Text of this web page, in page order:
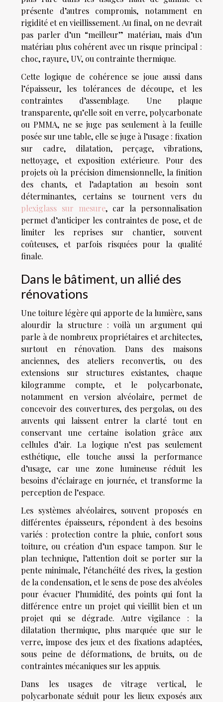
présente d’autres compromis, notamment en
rigidité et en vieillissement. Au final, on ne devrait
pas parler d’un “meilleur” matériau, mais d’un
matériau plus cohérent avec un risque principal :
choc, rayure, UV, ou contrainte thermique.
Cette logique de cohérence se joue aussi dans
l’épaisseur, les tolérances de découpe, et les
contraintes d’assemblage. Une plaque
transparente, qu’elle soit en verre, polycarbonate
ou PMMA, ne se juge pas seulement à la feuille
posée sur une table, elle se juge à l’usage : fixation
sur cadre, dilatation, perçage, vibrations,
nettoyage, et exposition extérieure. Pour des
projets où la précision dimensionnelle, la finition
des chants, et l’adaptation au besoin sont
déterminantes, certains se tournent vers du
plexiglass sur mesure, car la personnalisation
permet d’anticiper les contraintes de pose, et de
limiter les reprises sur chantier, souvent
coûteuses, et parfois risquées pour la qualité
finale.
Dans le bâtiment, un allié des
rénovations
Une toiture légère qui apporte de la lumière, sans
alourdir la structure : voilà un argument qui
parle à de nombreux propriétaires et architectes,
surtout en rénovation. Dans des maisons
anciennes, des ateliers reconvertis, ou des
extensions sur structures existantes, chaque
kilogramme compte, et le polycarbonate,
notamment en version alvéolaire, permet de
concevoir des couvertures, des pergolas, ou des
auvents qui laissent entrer la clarté tout en
conservant une certaine isolation grâce aux
cellules d’air. La logique n’est pas seulement
esthétique, elle touche aussi la performance
d’usage, car une zone lumineuse réduit les
besoins d’éclairage en journée, et transforme la
perception de l’espace.
Les systèmes alvéolaires, souvent proposés en
différentes épaisseurs, répondent à des besoins
variés : protection contre la pluie, confort sous
toiture, ou création d’un espace tampon. Sur le
plan technique, l’attention doit se porter sur la
pente minimale, l’étanchéité des rives, la gestion
de la condensation, et le sens de pose des alvéoles
pour évacuer l’humidité, des points qui font la
différence entre un projet qui vieillit bien et un
projet qui se dégrade. Autre vigilance : la
dilatation thermique, plus marquée que sur le
verre, impose des jeux et des fixations adaptées,
sous peine de déformations, de bruits, ou de
contraintes mécaniques sur les appuis.
Dans les usages de vitrage vertical, le
polycarbonate séduit pour les lieux exposés aux